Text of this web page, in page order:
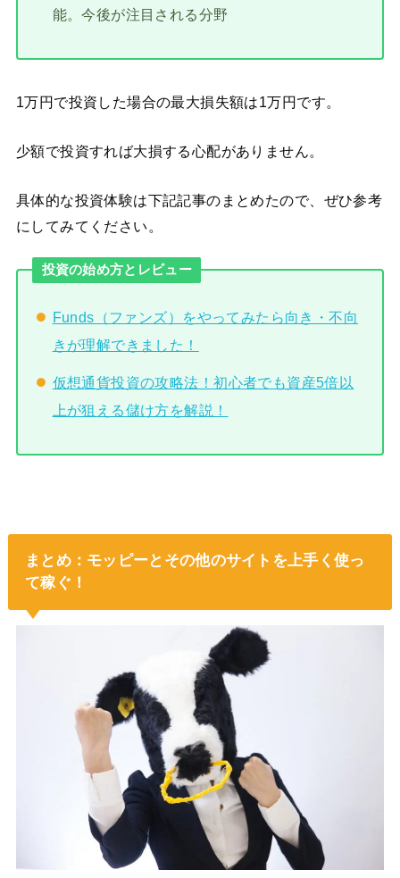
能。今後が注目される分野
1万円で投資した場合の最大損失額は1万円です。
少額で投資すれば大損する心配がありません。
具体的な投資体験は下記記事のまとめたので、ぜひ参考
にしてみてください。
投資の始め方とレビュー
Funds（ファンズ）をやってみたら向き・不向
きが理解できました！
仮想通貨投資の攻略法！初心者でも資産5倍以
上が狙える儲け方を解説！
まとめ：モッピーとその他のサイトを上手く使っ
て稼ぐ！